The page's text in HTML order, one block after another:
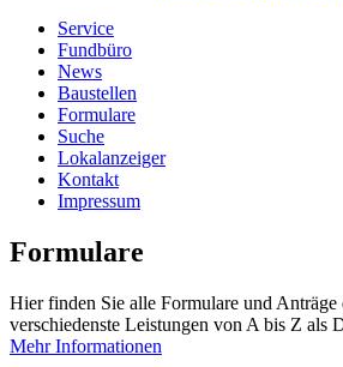
Service
Fundbüro
News
Baustellen
Formulare
Suche
Lokalanzeiger
Kontakt
Impressum
Formulare
Hier finden Sie alle Formulare und
verschiedenste Leistungen von A bis Z als
Mehr Informationen